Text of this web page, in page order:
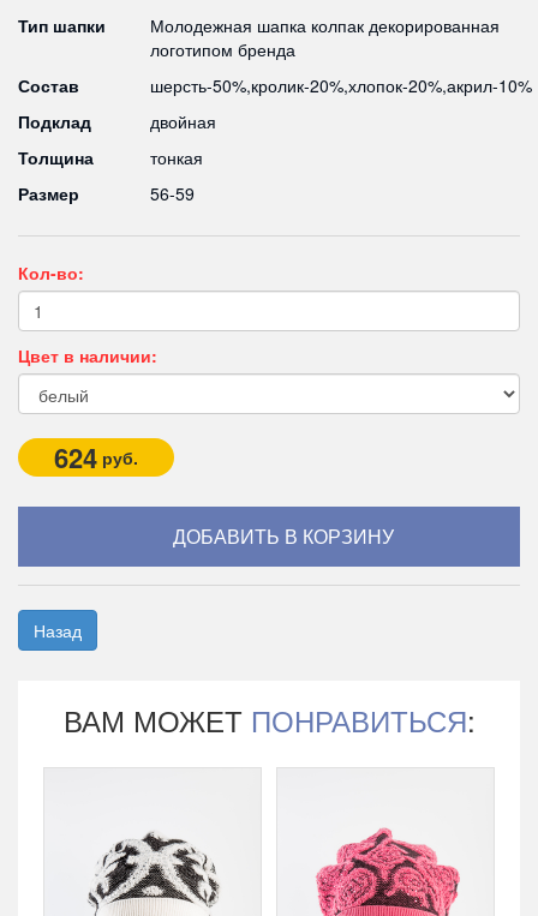
Тип шапки
Молодежная шапка колпак декорированная
логотипом бренда
Состав
шерсть-50%,кролик-20%,хлопок-20%,акрил-10%
Подклад
двойная
Толщина
тонкая
Размер
56-59
Кол-во:
Цвет в наличии:
624 руб.
Назад
ВАМ МОЖЕТ ПОНРАВИТЬСЯ: